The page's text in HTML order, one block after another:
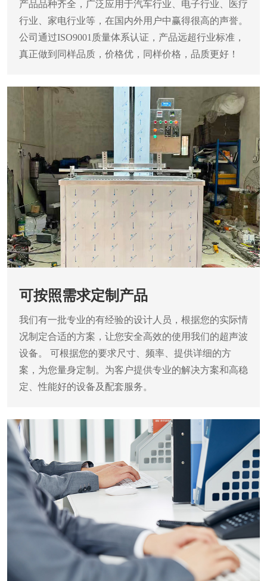
产品品种齐全，广泛应用于汽车行业、电子行业、医疗
行业、家电行业等，在国内外用户中赢得很高的声誉。
公司通过ISO9001质量体系认证，产品远超行业标准，
真正做到同样品质，价格优，同样价格，品质更好！
可按照需求定制产品
我们有一批专业的有经验的设计人员，根据您的实际情
况制定合适的方案，让您安全高效的使用我们的超声波
设备。
可根据您的要求尺寸、频率、提供详细的方
案，为您量身定制。为客户提供专业的解决方案和高稳
定、性能好的设备及配套服务。